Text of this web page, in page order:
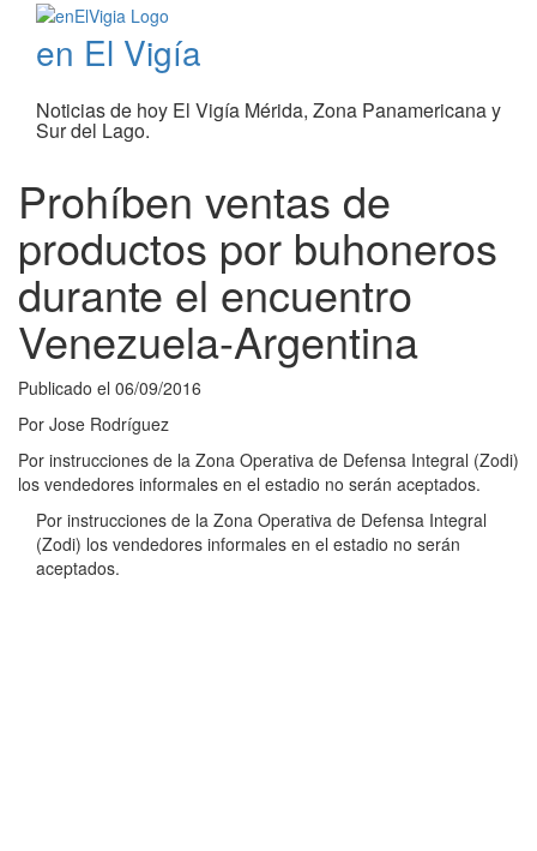
en El Vigía
Noticias de hoy El Vigía Mérida, Zona Panamericana y
Sur del Lago.
Prohíben ventas de
productos por buhoneros
durante el encuentro
Venezuela-Argentina
Publicado el 06/09/2016
Por Jose Rodríguez
Por instrucciones de la Zona Operativa de Defensa Integral (Zodi)
los vendedores informales en el estadio no serán aceptados.
Por instrucciones de la Zona Operativa de Defensa Integral
(Zodi) los vendedores informales en el estadio no serán
aceptados.